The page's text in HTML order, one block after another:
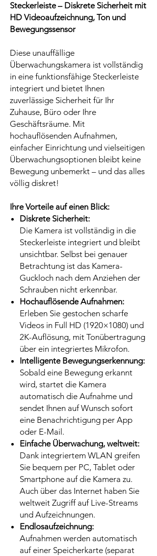
Steckerleiste – Diskrete Sicherheit mit
HD Videoaufzeichnung, Ton und
Bewegungssensor
Diese unauffällige
Überwachungskamera ist vollständig
in eine funktionsfähige Steckerleiste
integriert und bietet Ihnen
zuverlässige Sicherheit für Ihr
Zuhause, Büro oder Ihre
Geschäftsräume. Mit
hochauflösenden Aufnahmen,
einfacher Einrichtung und vielseitigen
Überwachungsoptionen bleibt keine
Bewegung unbemerkt – und das alles
völlig diskret!
Ihre Vorteile auf einen Blick:
Diskrete Sicherheit:
Die Kamera ist vollständig in die
Steckerleiste integriert und bleibt
unsichtbar. Selbst bei genauer
Betrachtung ist das Kamera-
Guckloch nach dem Anziehen der
Schrauben nicht erkennbar.
Hochauflösende Aufnahmen:
Erleben Sie gestochen scharfe
Videos in Full HD (1920×1080) und
2K-Auflösung, mit Tonübertragung
über ein integriertes Mikrofon.
Intelligente Bewegungserkennung:
Sobald eine Bewegung erkannt
wird, startet die Kamera
automatisch die Aufnahme und
sendet Ihnen auf Wunsch sofort
eine Benachrichtigung per App
oder E-Mail.
Einfache Überwachung, weltweit:
Dank integriertem WLAN greifen
Sie bequem per PC, Tablet oder
Smartphone auf die Kamera zu.
Auch über das Internet haben Sie
weltweit Zugriff auf Live-Streams
und Aufzeichnungen.
Endlosaufzeichnung:
Aufnahmen werden automatisch
auf einer Speicherkarte (separat